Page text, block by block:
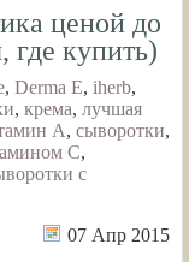
ценой до
где купить)
, Derma E, iherb,
, крема, лучшая
А, сыворотки,
С,
с
07 Апр 2015